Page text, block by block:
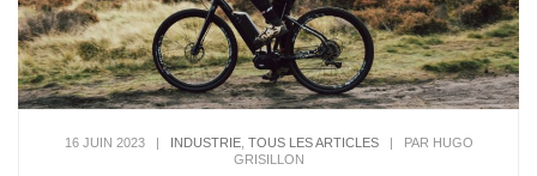
16 JUIN 2023| INDUSTRIE, TOUS LES ARTICLES|
PAR HUGO
GRISILLON